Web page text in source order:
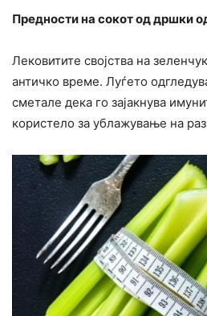
Предности на сокот од дршки
Лековитите својства на
античко време. Луѓето
сметале дека го зајакнува
користело за ублажување на